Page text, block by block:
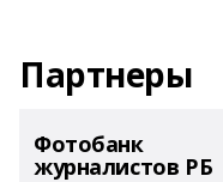
Партнеры
Фотобанк
журналистов РБ